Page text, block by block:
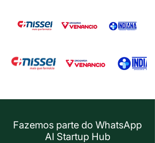
Fazemos parte do WhatsApp
AI Startup Hub